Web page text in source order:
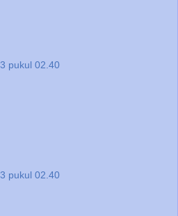
pukul 02.40
pukul 02.40